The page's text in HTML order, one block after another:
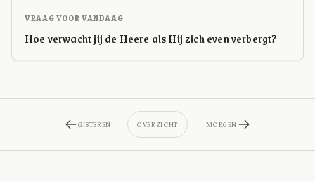
VRAAG VOOR VANDAAG
Hoe verwacht jij de Heere als Hij zich even verbergt?
GISTEREN OVERZICHT MORGEN